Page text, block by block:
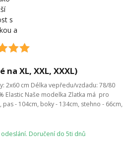
XL, XXL, XXXL)
2x60 cm Délka vepředu/vzdadu: 78/80
Elastic Naše modelka Zlatka má pro
- 104cm, boky - 134cm, stehno - 66cm,
odeslání. Doručení do 5ti dnů